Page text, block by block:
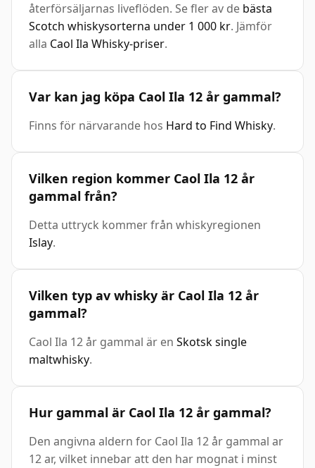
återförsäljarnas liveflöden. Se fler av de bästa
Scotch whiskysorterna under 1 000 kr. Jämför
alla Caol Ila Whisky-priser.
Var kan jag köpa Caol Ila 12 år gammal?
Finns för närvarande hos Hard to Find Whisky.
Vilken region kommer Caol Ila 12 år
gammal från?
Detta uttryck kommer från whiskyregionen
Islay.
Vilken typ av whisky är Caol Ila 12 år
gammal?
Caol Ila 12 år gammal är en Skotsk single
maltwhisky.
Hur gammal är Caol Ila 12 år gammal?
Den angivna aldern for Caol Ila 12 år gammal ar
12 ar, vilket innebar att den har mognat i minst